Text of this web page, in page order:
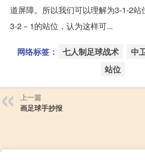
道屏障。所以我们可以理解为3-1-2站
3-2－1的站位，认为这样可...
网络标签： 七人制足球战术 中
站位
上一篇
画足球手抄报